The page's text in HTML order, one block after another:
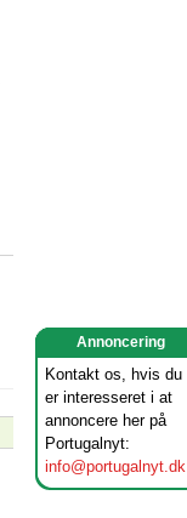
Annoncering
Kontakt os, hvis du
er interesseret i at
annoncere her på
Portugalnyt:
info@portugalnyt.dk